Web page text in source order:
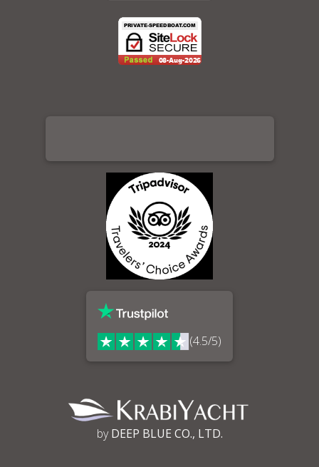
(4.5/5)
byDEEP BLUE CO., LTD.